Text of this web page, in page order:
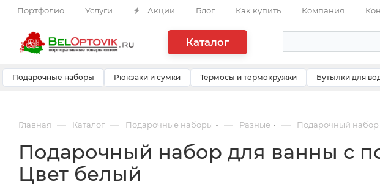
Портфолио Услуги Акции Блог Как купить Компания
Каталог
Подарочные наборы Рюкзаки и сумки Термосы и термокружки Бутылки для
Главная — Каталог — Подарочные наборы — Разные — Подарочный набор
Подарочный набор для ванны с
Цвет белый